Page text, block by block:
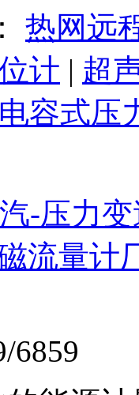
热网远
计 | 超
电容式压
6859